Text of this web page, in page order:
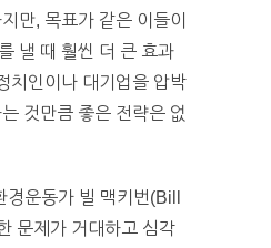
만, 목표가 같은 이들이
낼 때 훨씬 더 큰 효과
치인이나 대기업을 압박
것만큼 좋은 전략은 없
경운동가 빌 맥키번(Bill
문제가 거대하고 심각